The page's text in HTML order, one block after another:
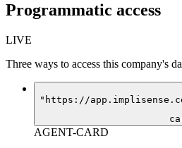
Programmatic access
LIVE
Three ways to access this company's
"https://
AGENT-CARD